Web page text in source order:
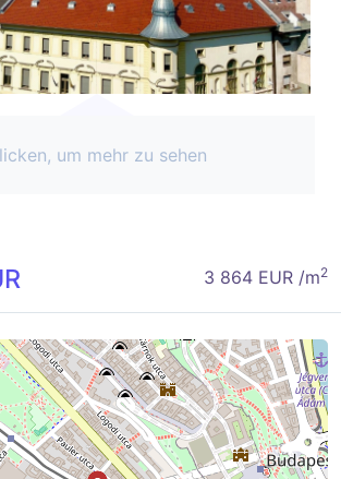
um mehr zu sehen
3 864 EUR /m2